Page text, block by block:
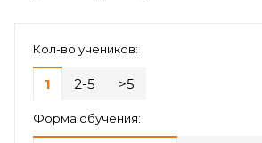
Кол-во учеников:
1 2-5 >5
Форма обучения: